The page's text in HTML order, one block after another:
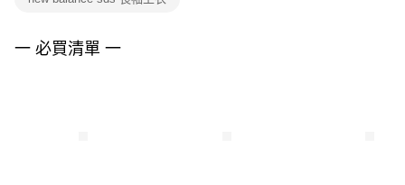
請求用戶進行身份認證。
５．嚴禁一人註冊多個帳號或使用他人資訊註冊。若發現惡意使用之情形，
一 必買清單 一